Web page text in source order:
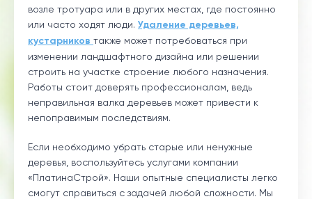
возле тротуара или в других местах, где постоянно
или часто ходят люди. Удаление деревьев,
кустарников также может потребоваться при
изменении ландшафтного дизайна или решении
строить на участке строение любого назначения.
Работы стоит доверять профессионалам, ведь
неправильная валка деревьев может привести к
непоправимым последствиям.
Если необходимо убрать старые или ненужные
деревья, воспользуйтесь услугами компании
«ПлатинаСтрой». Наши опытные специалисты легко
смогут справиться с задачей любой сложности. Мы